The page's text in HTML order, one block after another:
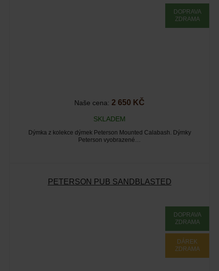
DOPRAVA
ZDRAMA
Naše cena: 2 650 KČ
SKLADEM
Dýmka z kolekce dýmek Peterson Mounted Calabash. Dýmky
Peterson vyobrazené…
PETERSON PUB SANDBLASTED
DOPRAVA
ZDRAMA
DÁREK
ZDRAMA